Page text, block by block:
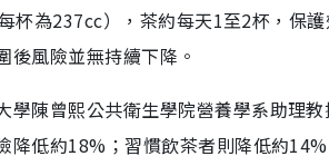
杯為237cc），茶約每天1至2杯，保
後風險並無持續下降。
學陳曾熙公共衛生學院營養學系助理
降低約18%；習慣飲茶者則降低約